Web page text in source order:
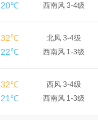
20℃ 西南风 3-4级
32℃
北风 3-4级
22℃ 西南风 1-3级
32℃
西风 3-4级
21℃ 西南风 1-3级